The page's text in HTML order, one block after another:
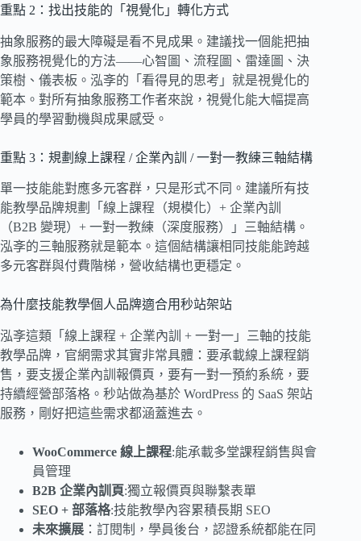
重點 2：找出技能的「視覺化」轉化方式
抽象服務的最大障礙是看不見成果。建議找一個能把抽
象服務視覺化的方法——心智圖、流程圖、雷達圖、決
策樹、儀表板。泓斈的「看得見的思考」就是視覺化的
範本。對所有抽象服務工作者來說，視覺化能大幅提高
學員的學習動機與成果感受。
重點 3：規劃線上課程 / 企業內訓 / 一對一教練三軸結構
單一技能能對應多元客群，只是形式不同。建議所有技
能教學品牌規劃「線上課程（規模化）+ 企業內訓
（B2B 變現）+ 一對一教練（深度服務）」三軸結構。
泓斈的三軸服務就是範本。這個結構讓相同技能能跨越
多元客群與付費階梯，營收結構也更穩定。
為什麼技能教學個人品牌適合用秒站架站
泓斈這類「線上課程 + 企業內訓 + 一對一」三軸的技能
教學品牌，官網需求其實非常具體：要承載線上課程銷
售，要支援企業內訓報價頁，要有一對一預約系統，要
持續經營部落格。秒站做為基於 WordPress 的 SaaS 架站
服務，剛好把這些需求都涵蓋進去。
WooCommerce 線上課程:能承載多堂課程銷售與會
員管理
B2B 企業內訓頁:獨立報價頁與聯繫表單
SEO + 部落格:技能教學內容累積長期 SEO
未來擴展 ：訂閱制，學員後台，認證系統都能在同